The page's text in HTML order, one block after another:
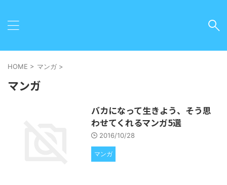
HOME > マンガ >
マンガ
バカになって生きよう、そう思
わせてくれるマンガ5選
2016/10/28
マンガ